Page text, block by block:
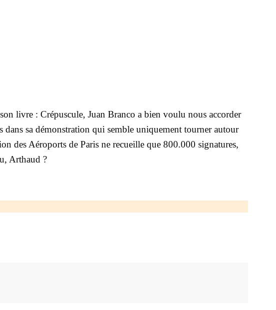
livre : Crépuscule, Juan Branco a bien voulu nous accorder
sa démonstration qui semble uniquement tourner autour
des Aéroports de Paris ne recueille que 800.000 signatures,
Arthaud ?